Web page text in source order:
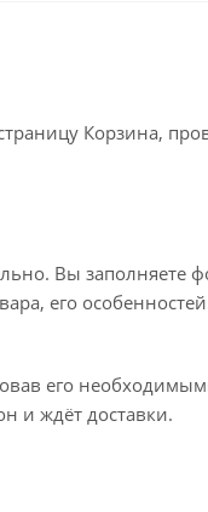
Корзина,
Вы заполняете
его
его
и ждёт доставки.